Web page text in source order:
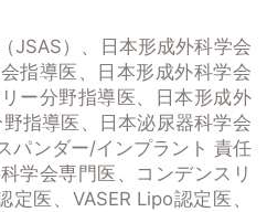
JSAS）、日本形成外科学会
指導医、日本形成外科学会
ー分野指導医、日本形成外
指導医、日本泌尿器科学会
パンダー/インプラント 責任
学会専門医、コンデンスリ
医、VASER Lipo認定医、